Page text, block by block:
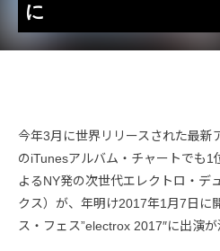
に
今年3月に世界リリースされた最新
のiTunesアルバム・チャートでも1
よるNY発の次世代エレクトロ・デ
クス）が、年明け2017年1月7日に
ス・フェス”electrox 2017″に出演が